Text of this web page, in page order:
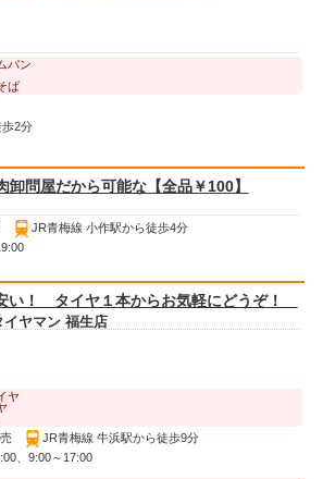
パン
ば
2分
問屋だから可能な【全品￥100】
JR青梅線 小作駅から徒歩4分
い！ タイヤ１本からお気軽にどうぞ！
イヤマン 福生店
ヤ
JR青梅線 牛浜駅から徒歩9分
、9:00～17:00